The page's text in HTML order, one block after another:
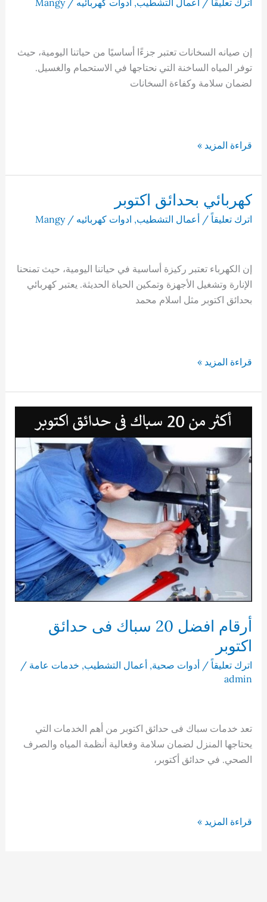
إن صيانه السخانات تعتبر جزءًا أساسيًا من حياتنا اليومية، حيث
توفر المياه الساخنة التي نحتاجها في الاستحمام والغسيل.
لضمان سلامة وكفاءة السخانات
صيانه
الكهربائية
قراءة المزيد »
كهربائي بحدائق اكتوبر
اترك تعليقاً / أعمال التشطيب, ادوات كهربائيه /
Mangy
إن الكهرباء تعتبر ركيزة أساسية في حياتنا اليومية، حيث تمنحنا
الإنارة وتشغيل الأجهزة وتمكين الحياة الحديثة. يعتبر كهربائي
بحدائق اكتوبر مثل اسلام محمد
كهربائي
اكتوبر
قراءة المزيد »
أرقام افضل 20 سباك فى حدائق
اكتوبر
اترك تعليقاً / أدوات صحية, أعمال التشطيب, خدمات عامة /
admin
تعد خدمات سباك فى حدائق اكتوبر من أهم الخدمات التي
يحتاجها المنزل لضمان سلامة وفعالية أنظمة المياه والصرف
الصحي. في حدائق أكتوبر،
أرقام
قراءة المزيد »